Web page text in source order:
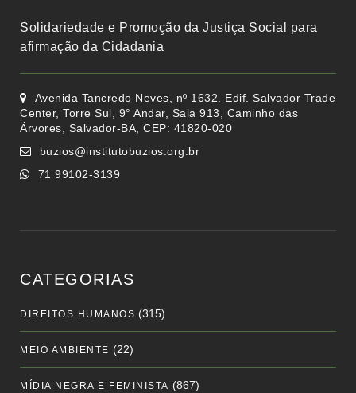
Solidariedade e Promoção da Justiça Social para
afirmação da Cidadania
Avenida Tancredo Neves, nº 1632. Edif. Salvador Trade
Center, Torre Sul, 9° Andar, Sala 913, Caminho das
Árvores, Salvador-BA, CEP: 41820-020
buzios@institutobuzios.org.br
71 99102-3139
CATEGORIAS
DIREITOS HUMANOS (315)
MEIO AMBIENTE (22)
MÍDIA NEGRA E FEMINISTA (867)